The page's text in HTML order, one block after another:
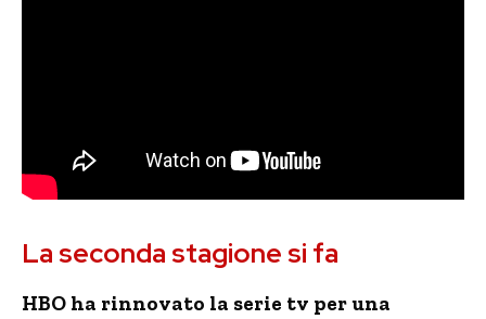
La seconda stagione si fa
HBO ha rinnovato la serie tv per una